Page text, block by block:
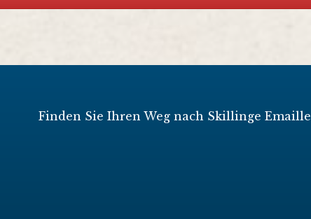
Finden Sie Ihren Weg nach Skillinge Emaille